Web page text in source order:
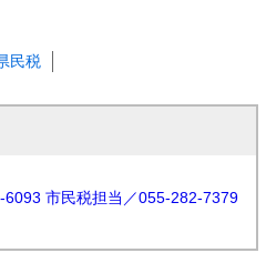
民税
6093 市民税担当／055-282-7379